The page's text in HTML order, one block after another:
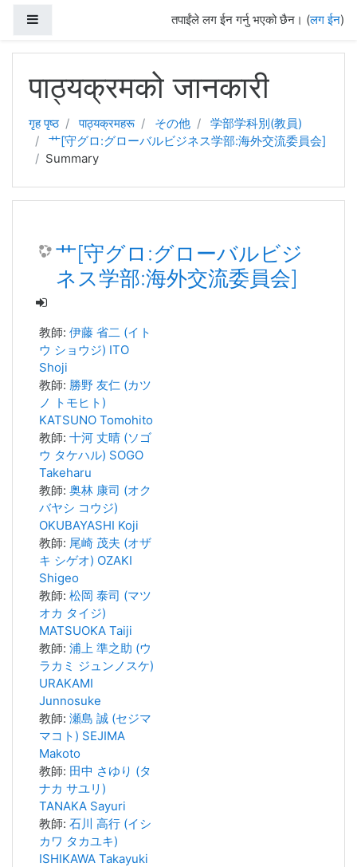
तपाईंले लग ईन गर्नु भएको छैन। (लग ईन)
पाठ्यक्रमको जानकारी
गृह पृष्ठ पाठ्यक्रमहरू その他
学部学科別(教員)
艹[守グロ:グローバルビジネス学部:海外交流委員会]
Summary
艹[守グロ:グローバルビジ
ネス学部:海外交流委員会]
教師: 伊藤 省二 (イト
ウ ショウジ) ITO
Shoji
教師: 勝野 友仁 (カツ
ノ トモヒト)
KATSUNO Tomohito
教師: 十河 丈晴 (ソゴ
ウ タケハル) SOGO
Takeharu
教師: 奥林 康司 (オク
バヤシ コウジ)
OKUBAYASHI Koji
教師: 尾崎 茂夫 (オザ
キ シゲオ) OZAKI
Shigeo
教師: 松岡 泰司 (マツ
オカ タイジ)
MATSUOKA Taiji
教師: 浦上 準之助 (ウ
ラカミ ジュンノスケ)
URAKAMI
Junnosuke
教師: 瀬島 誠 (セジマ
マコト) SEJIMA
Makoto
教師: 田中 さゆり (タ
ナカ サユリ)
TANAKA Sayuri
教師: 石川 高行 (イシ
カワ タカユキ)
ISHIKAWA Takayuki